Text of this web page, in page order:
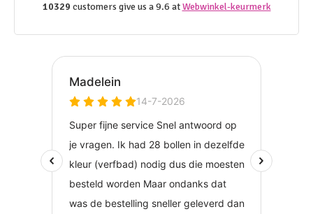
10329 customers give us a 9.6 atWebwinkel-keurmerk